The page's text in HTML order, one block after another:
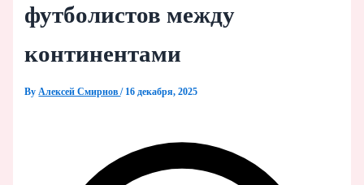
футболистов между
континентами
By Алексей Смирнов/ 16 декабря, 2025